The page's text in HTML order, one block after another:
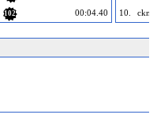
102 00:04.40
10.